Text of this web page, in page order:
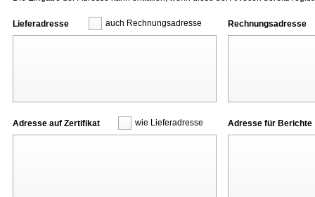
Lieferadresse auch Rechnungsadresse Rechnungsadresse
Adresse auf Zertifikat wie Lieferadresse Adresse für Berichte